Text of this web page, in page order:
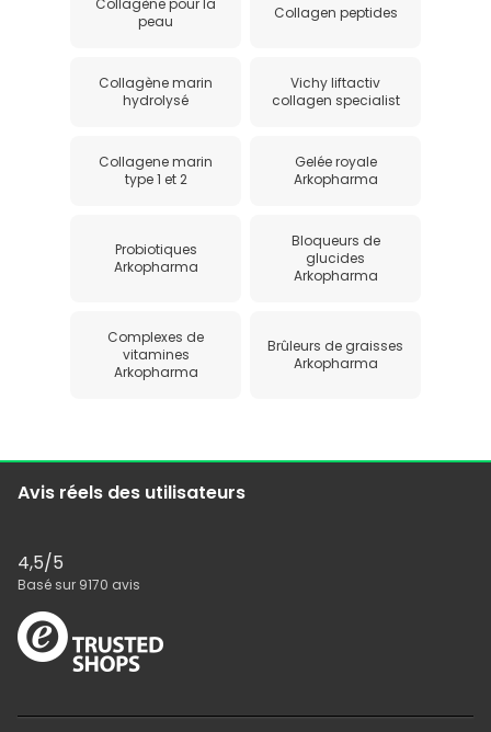
peau
Collagen peptides
Collagène marin
hydrolysé
Vichy liftactiv
collagen specialist
Collagene marin
type 1 et 2
Gelée royale
Arkopharma
Probiotiques
Arkopharma
Bloqueurs de
glucides
Arkopharma
Complexes de
vitamines
Arkopharma
Brûleurs de graisses
Arkopharma
Avis réels des utilisateurs
4,5/5
Basé sur 9170 avis